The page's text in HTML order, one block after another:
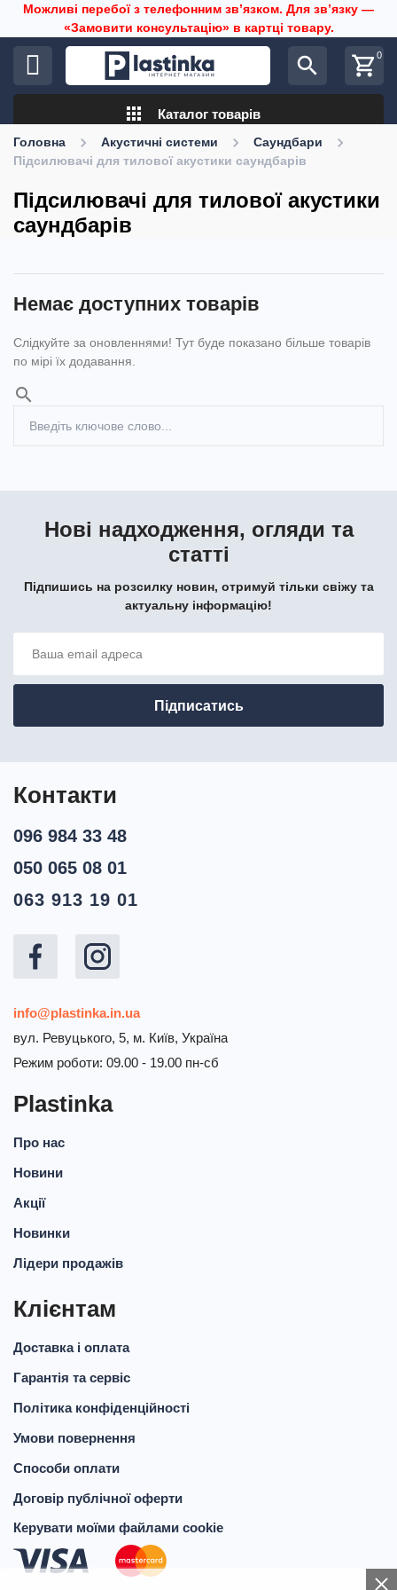
Можливі перебої з телефонним звʼязком. Для звʼязку —
«Замовити консультацію» в картці товару.
search shopping_cart0
apps Каталог товарів
Головна Акустичні системи
Саундбари
Підсилювачі для тилової акустики саундбарів
Підсилювачі для тилової акустики
саундбарів
Немає доступних товарів
Слідкуйте за оновленнями! Тут буде показано більше товарів
по мірі їх додавання.
search
Нові надходження, огляди та
статті
Підпишись на розсилку новин, отримуй тільки свіжу та
актуальну інформацію!
Plastinka
Про нас
Новини
Акції
Новинки
Лідери продажів
Клієнтам
Доставка і оплата
Гарантія та сервіс
Політика конфіденційності
Умови повернення
Способи оплати
Договір публічної оферти
Керувати моїми файлами cookie
Контакти
info@plastinka.in.ua
вул. Ревуцького, 5, м. Київ, Україна
Режим роботи: 09.00 - 19.00 пн-сб
096 984 33 48
050 065 08 01
063 913 19 01